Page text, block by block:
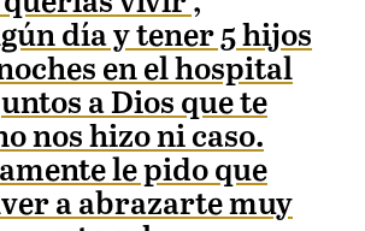
día y tener 5 hijos
en el hospital
a Dios que te
nos hizo ni caso.
le pido que
a abrazarte muy